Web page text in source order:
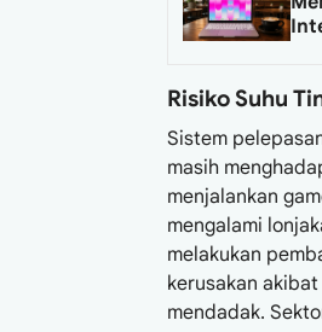
Risiko Suhu
Sistem
masih
menjalankan
mengalami
melakukan
kerusakan
mendadak.